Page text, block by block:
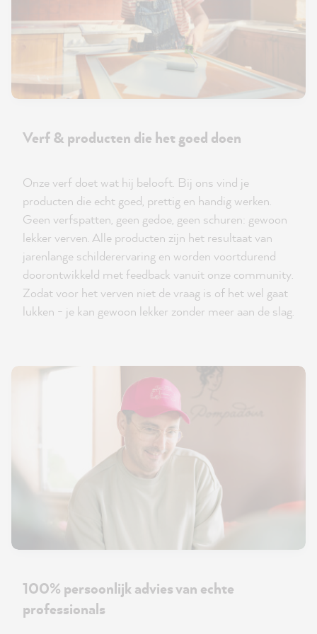
Verf & producten die het goed doen
Onze verf doet wat hij belooft. Bij ons vind je
producten die echt goed, prettig en handig werken.
Geen verfspatten, geen gedoe, geen schuren: gewoon
lekker verven. Alle producten zijn het resultaat van
jarenlange schilderervaring en worden voortdurend
doorontwikkeld met feedback vanuit onze community.
Zodat voor het verven niet de vraag is of het wel gaat
lukken - je kan gewoon lekker zonder meer aan de slag.
100% persoonlijk advies van echte
professionals